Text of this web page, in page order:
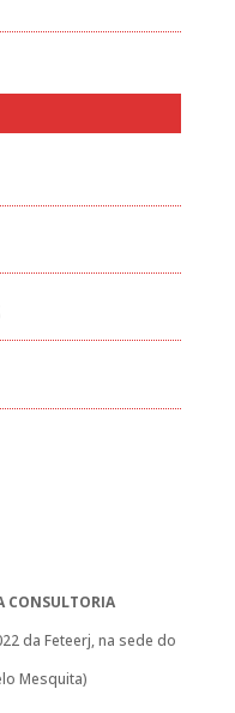
CONSULTORIA
da Feteerj, na sede do
Mesquita)